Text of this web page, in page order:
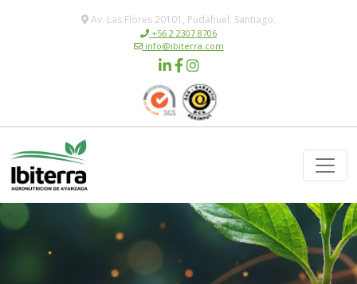
Av. Las Flores 20101, Pudahuel, Santiago.
+56 2 2307 8706
info@ibiterra.com